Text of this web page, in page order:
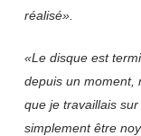
réalisé».
«Le disque est
depuis un moment,
que je travaillais
simplement être